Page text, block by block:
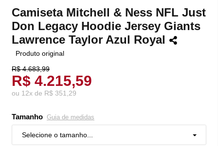
Camiseta Mitchell & Ness NFL Just
Don Legacy Hoodie Jersey Giants
Lawrence Taylor Azul Royal
Produto original
R$ 4.683,99
R$ 4.215,59
ou 12x de R$ 351,29
Tamanho Guia de medidas
Selecione o tamanho...